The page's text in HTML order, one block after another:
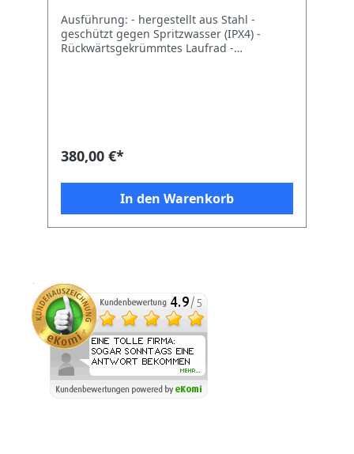
Ausführung: - hergestellt aus Stahl -
geschützt gegen Spritzwasser (IPX4) -
Rückwärtsgekrümmtes Laufrad -
50 Hz Hinweis: Die angesaugte Luft darf
nicht staubig oder korrosiv sein. Zur
Drehzahlregler dazubestellt werden.
380,00 €*
In den Warenkorb